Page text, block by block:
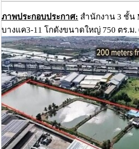
ภาพประกอบประกาศ: สำนักงาน 3 ชั้น
บางแค3-11 โกดังขนาดใหญ่ 750 ตร.ม.